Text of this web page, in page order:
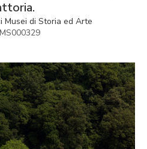
Musei di Storia ed Arte